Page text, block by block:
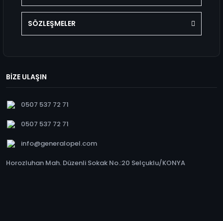
SÖZLEŞMELER
BİZE ULAŞIN
0507 537 72 71
0507 537 72 71
info@generalopel.com
Horozluhan Mah. Düzenli Sokak No.:20 Selçuklu/KONYA